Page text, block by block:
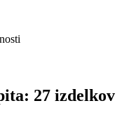
27 izdelkov